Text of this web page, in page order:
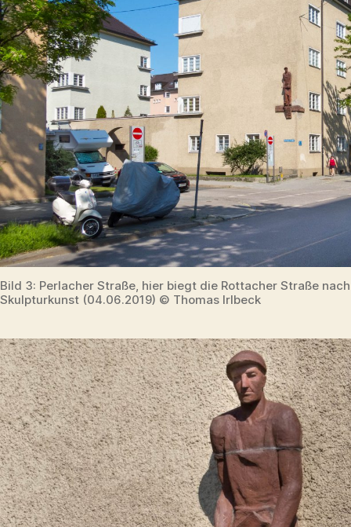
Bild 3: Perlacher Straße, hier biegt die Rottacher Straße
Skulpturkunst (04.06.2019) © Thomas Irlbeck